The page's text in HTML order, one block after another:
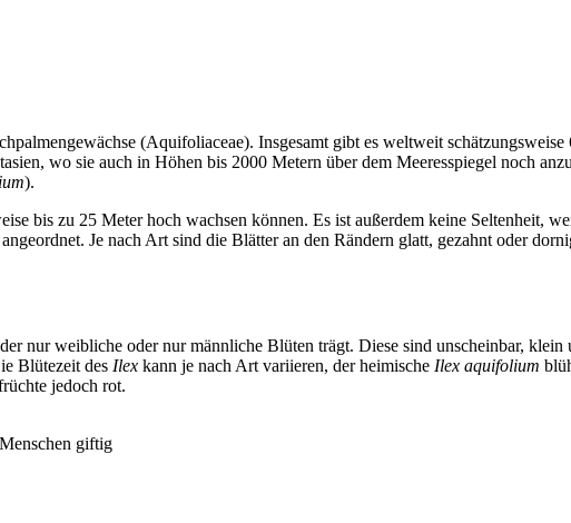
(Aquifoliaceae). Insgesamt gibt es weltweit
wo sie auch in Höhen bis 2000 Metern über dem Meeresspiegel noch
).
bis zu 25 Meter hoch wachsen können. Es ist außerdem keine Seltenheit,
Je nach Art sind die Blätter an den Rändern glatt, gezahnt oder
nur weibliche oder nur männliche Blüten trägt. Diese sind unscheinbar,
Blütezeit des Ilex kann je nach Art variieren, der heimische Ilex aquifolium
jedoch rot.
giftig